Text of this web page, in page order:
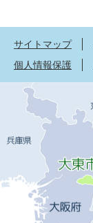
サイトマップ
個人情報保護